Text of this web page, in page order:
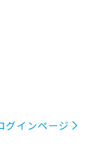
グインページ